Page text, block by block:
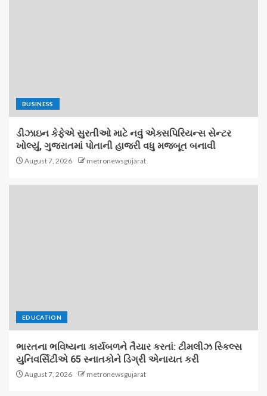
BUSINESS
ડીઝાઇન કેફેએ સુરતીઓ માટે નવું એક્સપિરિયન્સ સેન્ટર
ખોલ્યું, ગુજરાતમાં પોતાની હાજરી વધુ મજબૂત બનાવી
August 7, 2026 metronewsgujarat
EDUCATION
ભારતના ભવિષ્યના કાર્યબળને તૈયાર કરતાં: ટીમલીઝ સ્કિલ્સ
યુનિવર્સિટીએ 65 સ્નાતકોને ડિગ્રી એનાયત કરી
August 7, 2026 metronewsgujarat